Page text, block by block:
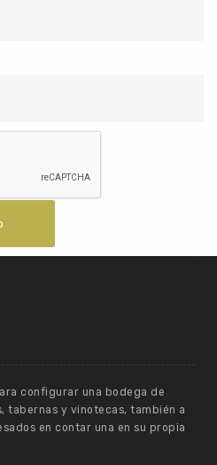
configurar una bodega de
tabernas y vinotecas, también a
en contar una en su propia